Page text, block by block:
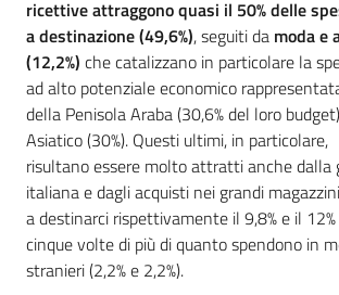
ricettive attraggono quasi il 50% delle
adestinazione(49,6%), seguiti da moda e
(12,2%) che catalizzano in particolare la
ad alto potenziale economico
della Penisola Araba (30,6% del loro
Asiatico (30%). Questi ultimi, in particolare,
risultano essere molto attratti anche dalla
italiana e dagli acquisti nei grandi
a destinarci rispettivamente il 9,8% e il
cinque volte di più di quanto spendono in
stranieri (2,2% e 2,2%).